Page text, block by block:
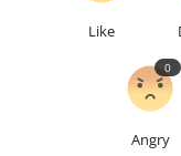
Like
Angry
0